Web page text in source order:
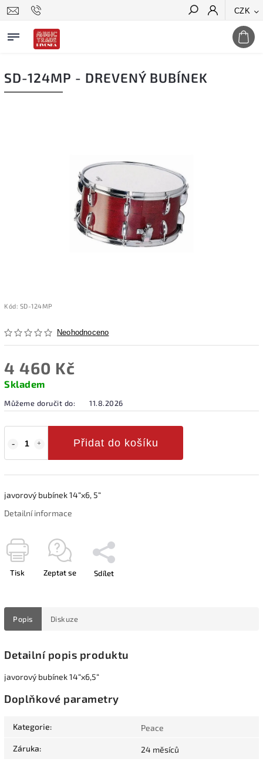
CZK
Hledat
SD-124MP - DREVENÝ BUBÍNEK
Kód: SD-124MP
Neohodnoceno
4 460 Kč
Skladem
Můžeme doručit do: 11.8.2026
Přidat do košíku
javorový bubínek 14“x6, 5“
Detailní informace
Tisk Zeptat se Sdílet
Popis Diskuze
Detailní popis produktu
javorový bubínek 14“x6,5“
Doplňkové parametry
Kategorie: Peace
Záruka: 24 měsíců